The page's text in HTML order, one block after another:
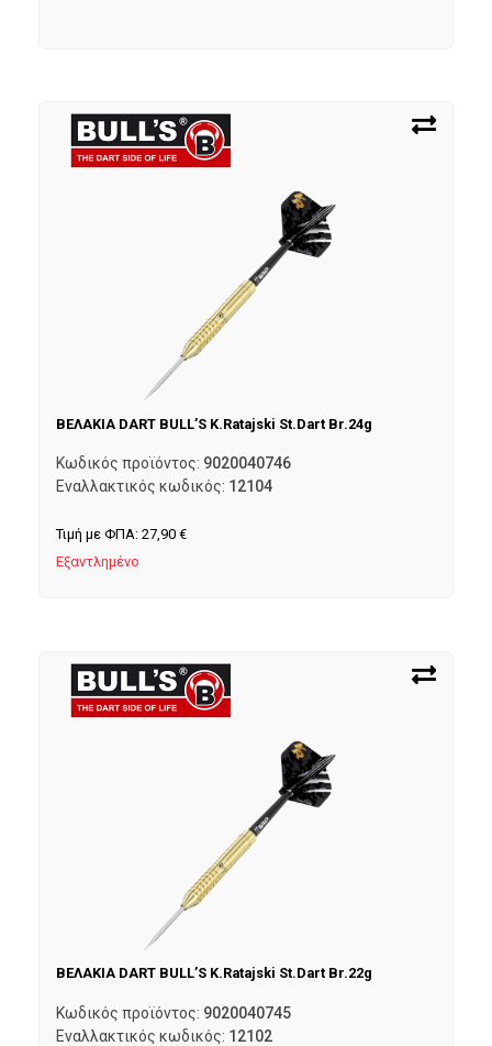
ΒΕΛΑΚΙΑ DART BULL’S K.Ratajski St.Dart Br.24g
Κωδικός προϊόντος: 9020040746
Εναλλακτικός κωδικός: 12104
Τιμή με ΦΠΑ: 27,90 €
Εξαντλημένο
ΒΕΛΑΚΙΑ DART BULL’S K.Ratajski St.Dart Br.22g
Κωδικός προϊόντος: 9020040745
Εναλλακτικός κωδικός: 12102